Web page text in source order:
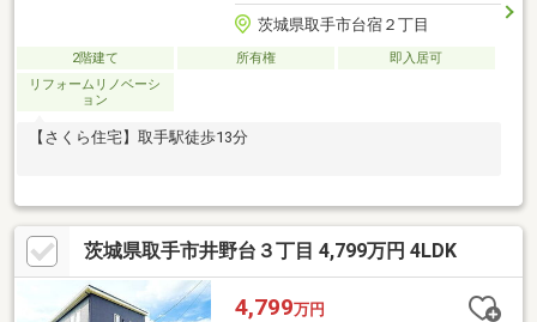
茨城県取手市台宿２丁目
2階建て 所有権
即入居可
リフォームリノベーシ
ョン
【さくら住宅】取手駅徒歩13分
茨城県取手市井野台３丁目 4,799万円 4LDK
4,799万円